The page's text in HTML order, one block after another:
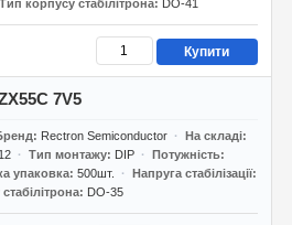
Тип корпусу стабілітрона DO-41
Купити
7V5
Rectron Semiconductor
На складі
Тип монтажу DIP
Потужність
упаковка 500шт.
Напруга стабілізації
DO-35